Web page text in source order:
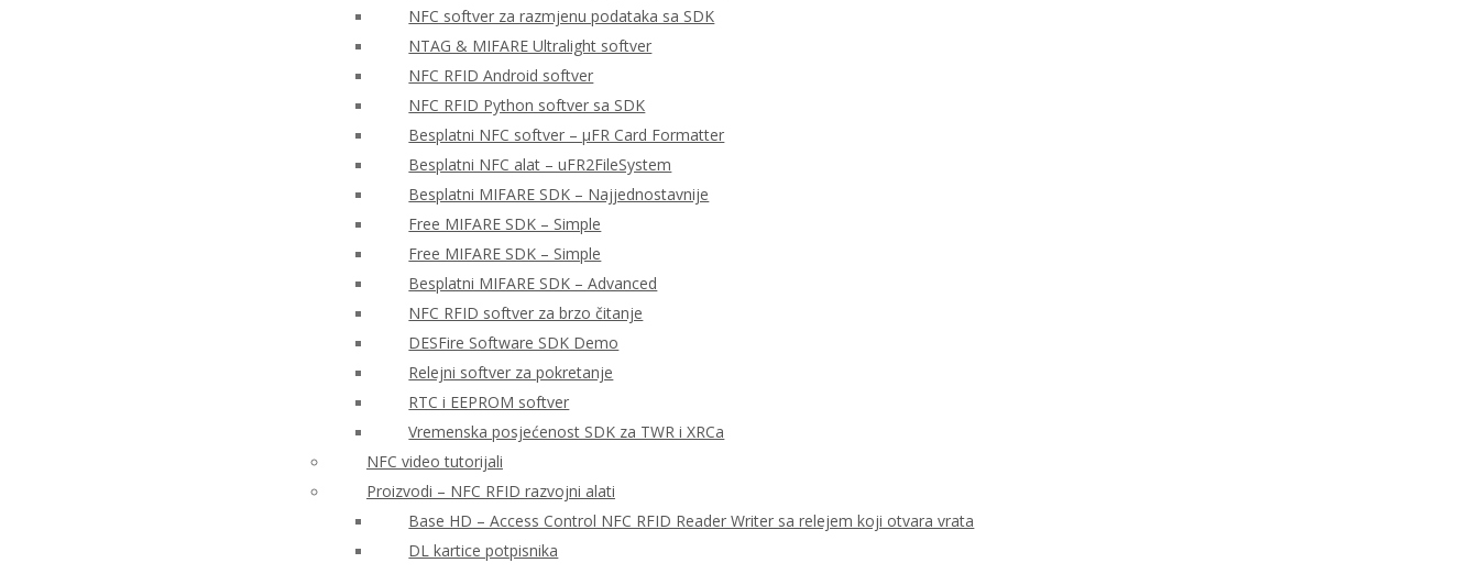
NFC softver za razmjenu podataka sa SDK
NTAG & MIFARE Ultralight softver
NFC RFID Android softver
NFC RFID Python softver sa SDK
Besplatni NFC softver – μFR Card Formatter
Besplatni NFC alat – uFR2FileSystem
Besplatni MIFARE SDK – Najjednostavnije
Free MIFARE SDK – Simple
Free MIFARE SDK – Simple
Besplatni MIFARE SDK – Advanced
NFC RFID softver za brzo čitanje
DESFire Software SDK Demo
Relejni softver za pokretanje
RTC i EEPROM softver
Vremenska posjećenost SDK za TWR i XRCa
NFC video tutorijali
Proizvodi – NFC RFID razvojni alati
Base HD – Access Control NFC RFID Reader Writer sa relejem koji otvara vrata
DL kartice potpisnika